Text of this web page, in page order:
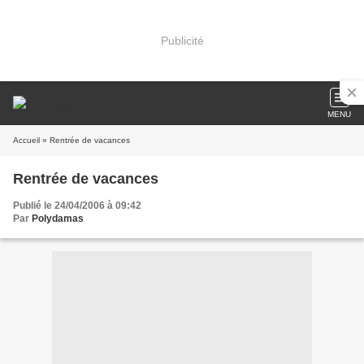
Publicité
MENU
Accueil » Rentrée de vacances
Rentrée de vacances
Publié le 24/04/2006 à 09:42
Par Polydamas